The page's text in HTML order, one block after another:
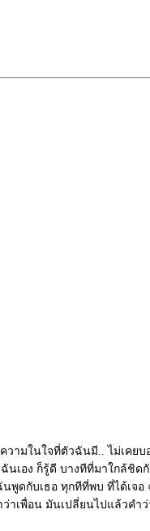
ามในใจที่ตัวฉันมี.. ไม่เคย
เอง ก็รู้ดี บางทีที่มาใกล้ชิ
ดกับเธอ ทุกทีที่พบ ที่ได้เจ
าเพื่อน มันเปลี่ยนไปแล้วคำว่